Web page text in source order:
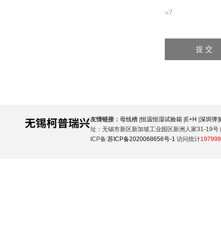
=7
友情链接： 母线槽 |恒温恒湿试验箱 E+H 深圳弹
址：无锡市新区新加坡工业园区新洲人家31-19号
ICP备:苏ICP备2020068656号-1 访问统计197999